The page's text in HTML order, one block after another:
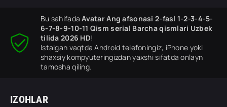
Bu sahifadaAvatar Ang afsonasi 2-fasl 1-2-3-4-5-
6-7-8-9-10-11 Qism serial Barcha qismlari Uzbek
tilida 2026 HD!
Istalgan vaqtda Android telefoningiz, iPhone yoki
shaxsiy kompyuteringizdan yaxshi sifatda onlayn
tamosha qiling.
IZOHLAR